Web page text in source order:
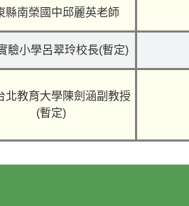
縣南榮國中邱麗英老師
驗小學呂翠玲校長(暫定)
北教育大學陳劍涵副教授
(暫定)